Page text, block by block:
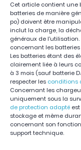
Cet article contient une
batteries de manière
po) doivent être
inclut la charge, la
généraux de
concernant les
Les batteries étant des
clairement liée à leurs
à 3 mois (sauf batterie
respecter les conditions
Concernant les
uniquement sous la
de protection adapté
stockage et même
concernant son
support technique.